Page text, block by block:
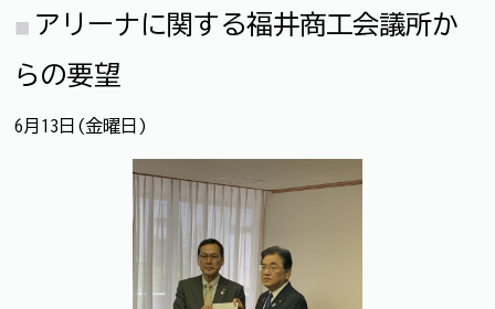
アリーナに関する福井商工会議所か
らの要望
6月13日(金曜日)